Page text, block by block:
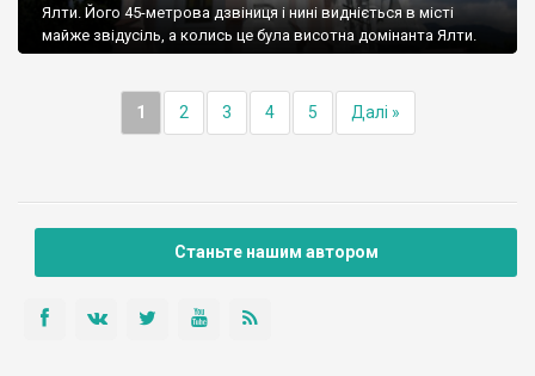
Ялти. Його 45-метрова дзвіниця і нині видніється в місті
майже звідусіль, а колись це була висотна домінанта Ялти.
1 2 3 4 5 Далі »
Станьте нашим автором